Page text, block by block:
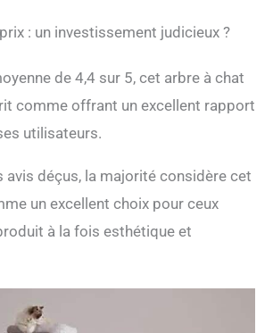
: un investissement judicieux ?
de 4,4 sur 5, cet arbre à chat
comme offrant un excellent rapport
utilisateurs.
avis déçus, la majorité considère cet
un excellent choix pour ceux
à la fois esthétique et